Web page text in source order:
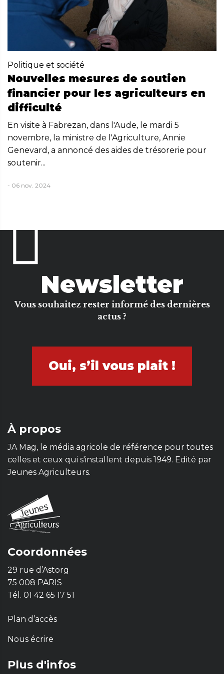
Politique et société
Nouvelles mesures de soutien
financier pour les agriculteurs en
difficulté
En visite à Fabrezan, dans l'Aude, le mardi 5
novembre, la ministre de l'Agriculture, Annie
Genevard, a annoncé des aides de trésorerie pour
soutenir...
- 06 nov. 2024
Newsletter
Vous souhaitez rester informé des dernières
actus ?
Oui, s’il vous plait !
À propos
JA Mag, le média agricole de référence pour toutes
celles et ceux qui s'installent depuis 1949. Edité par
Jeunes Agriculteurs.
Coordonnées
29 rue d’Astorg
75 008 PARIS
Tél. 01 42 65 17 51
Plan d’accès
Nous écrire
Plus d'infos